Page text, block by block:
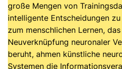
große Mengen von
intelligente Entscheidungen
zum menschlichen Lernen,
Neuverknüpfung neuronaler
beruht, ahmen künstliche
Systemen die